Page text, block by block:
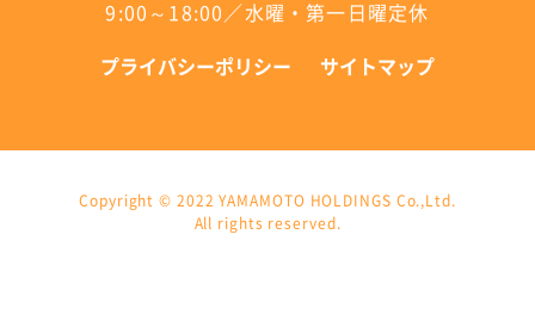
9:00～18:00／水曜・第一日曜定休
プライバシーポリシー サイトマップ
Copyright © 2022 YAMAMOTO HOLDINGS Co.,Ltd.
All rights reserved.